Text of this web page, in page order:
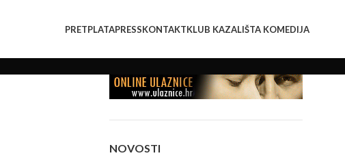
PRETPLATAPRESSKONTAKTKLUB KAZALIŠTA KOMEDIJA
NOVOSTI